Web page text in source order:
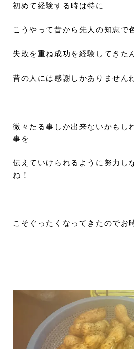
初めて経験する時は特に
こうやって昔から先人の知恵で
失敗を重ね成功を経験してきた
昔の人には感謝しかありません
微々たる事しか出来ないかもし
事を
伝えていけられるように努力し
ね！
こそぐったくなってきたのでお